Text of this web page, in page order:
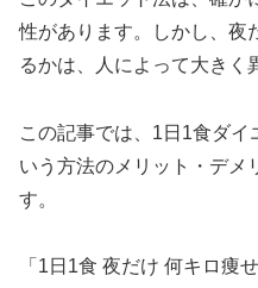
性があります。しかし、夜
るかは、人によって大きく
この記事では、1日1食ダイ
いう方法のメリット・デメ
す。
「1日1食 夜だけ 何キロ痩